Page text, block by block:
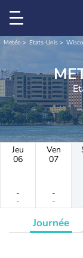
Météo Etats-Unis
Jeu
06
-
-
Ven
07
-
-
Journée